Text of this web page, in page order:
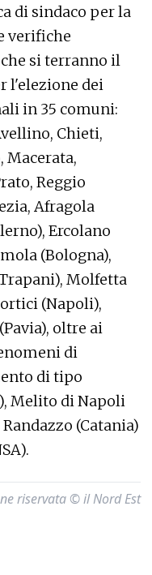
di sindaco per la
verifiche
si terranno il
l'elezione dei
in 35 comuni:
Chieti,
Macerata,
Reggio
Afragola
Ercolano
(Bologna),
Molfetta
(Napoli),
oltre ai
di
di tipo
Melito di Napoli
(Catania)
riservata © il Nord Est